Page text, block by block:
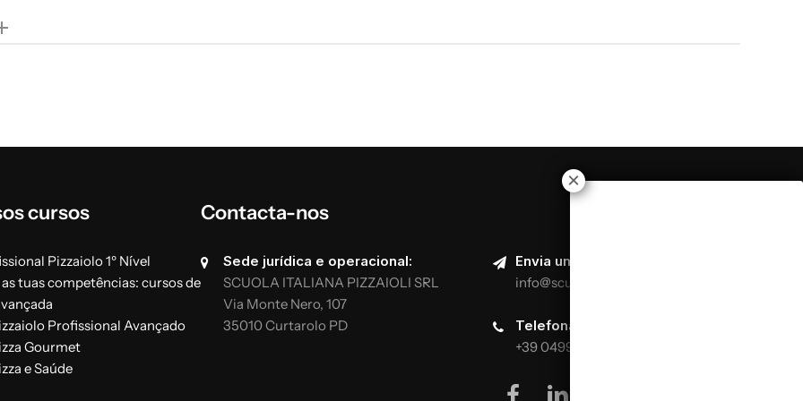
e percentagens de
operacional
Diferentes técnicas de moldagem para diferentes tipos de pão
eléctricos e a lenha
cursos
Pizzaiolo 1º Nível
tuas competências: cursos de
Profissional Avançado
Gourmet
e Saúde
Contacta-nos
Sede jurídica e operacional:
SCUOLA ITALIANA PIZZAIOLI SRL
Via Monte Nero, 107
35010 Curtarolo PD
Envia um e-mail:
info@scuolaitalianapizzaioli.it
Telefona:
+39 0499624665
facebook
linkedin